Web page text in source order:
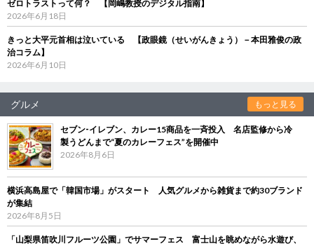
ゼロトラストって何？ 【岡嶋教授のデジタル指南】
2026年6月18日
きっと大平元首相は泣いている 【政眼鏡（せいがんきょう）－本田雅俊の政
治コラム】
2026年6月10日
グルメ もっと見る
セブン‐イレブン、カレー15商品を一斉投入 名店監修から冷
製うどんまで“夏のカレーフェス”を開催中
2026年8月6日
横浜高島屋で「韓国市場」がスタート 人気グルメから雑貨まで約30ブランド
が集結
2026年8月5日
「山梨県笛吹川フルーツ公園」でサマーフェス 富士山を眺めながら水遊び、